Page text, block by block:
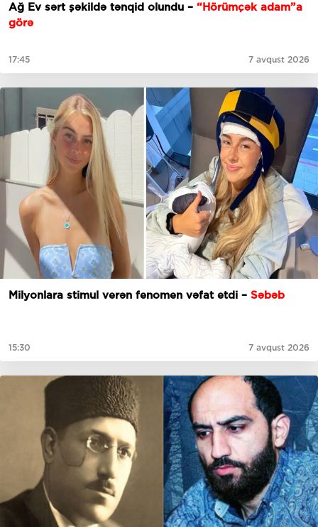
Ağ Ev sərt şəkildə tənqid olundu – “Hörümçək adam”a
görə
17:45 7 avqust 2026
Milyonlara stimul verən fenomen vəfat etdi – Səbəb
15:30 7 avqust 2026